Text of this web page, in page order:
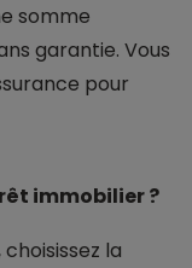
somme
garantie. Vous
pour
immobilier ?
la